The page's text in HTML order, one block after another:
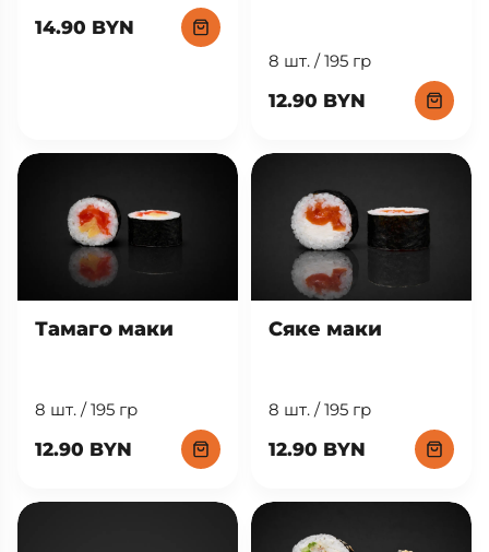
14.90 BYN
8 шт. / 195 гр
12.90 BYN
Тамаго маки
8 шт. / 195 гр
12.90 BYN
Сяке маки
8 шт. / 195 гр
12.90 BYN